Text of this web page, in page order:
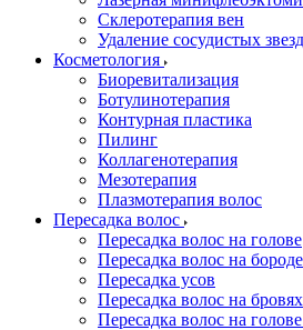
Cклеротерапия вен
Удаление сосудистых
Косметология
Биоревитализация
Ботулинотерапия
Контурная пластика
Пилинг
Коллагенотерапия
Мезотерапия
Плазмотерапия волос
Пересадка волос
Пересадка волос на голове
Пересадка волос на бороде
Пересадка усов
Пересадка волос на бровях
Пересадка волос на